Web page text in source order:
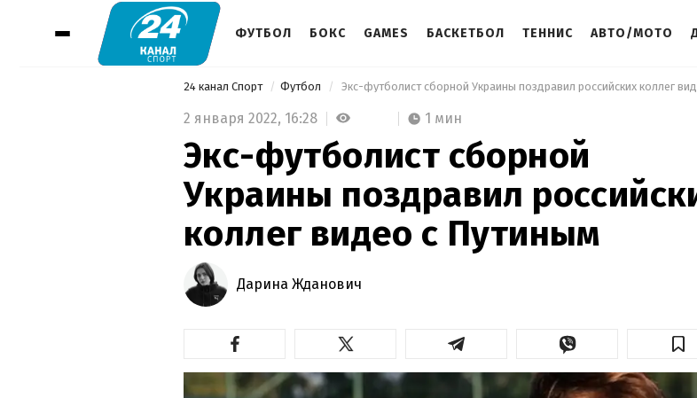
ФУТБОЛ БОКС GAMES БАСКЕТБОЛ ТЕННИС АВТО/МОТО
24 канал Спорт Футбол
2 января 2022, 16:28 1 мин
Экс-футболист сборной
Украины поздравил
коллег видео с Путиным
Дарина Жданович